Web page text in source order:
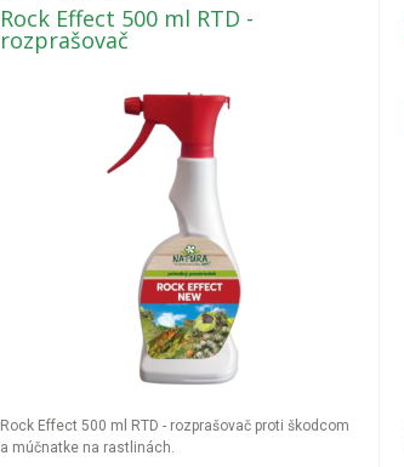
Rock Effect 500 ml RTD -
rozprašovač
Rock Effect 500 ml RTD - rozprašovač proti škodcom
a múčnatke na rastlinách.